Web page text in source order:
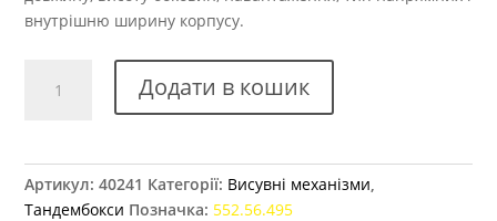
внутрішню ширину корпусу.
Hafele
84
Додати в кошик
Артикул:40241 Категорії: Висувні механізми
Тандембокси Позначка: 552.56.495